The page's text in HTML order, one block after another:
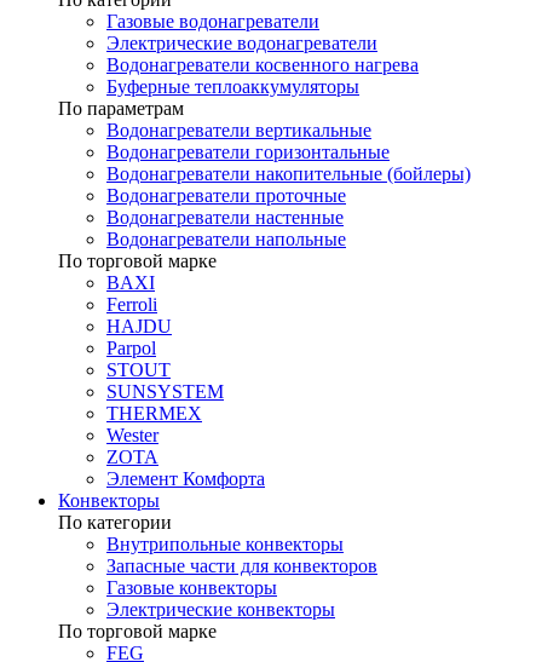
Газовые водонагреватели
Электрические водонагреватели
Водонагреватели косвенного нагрева
Буферные теплоаккумуляторы
По параметрам
Водонагреватели вертикальные
Водонагреватели горизонтальные
Водонагреватели накопительные (бойлеры)
Водонагреватели проточные
Водонагреватели настенные
Водонагреватели напольные
По торговой марке
BAXI
Ferroli
HAJDU
Parpol
STOUT
SUNSYSTEM
THERMEX
Wester
ZOTA
Элемент Комфорта
Конвекторы
По категории
Внутрипольные конвекторы
Запасные части для конвекторов
Газовые конвекторы
Электрические конвекторы
По торговой марке
FEG